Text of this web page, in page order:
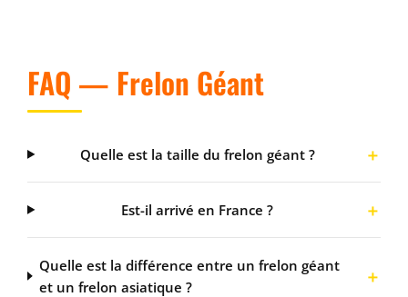
FAQ — Frelon Géant
Quelle est la taille du frelon géant ?
Est-il arrivé en France ?
Quelle est la différence entre un frelon géant
et un frelon asiatique ?